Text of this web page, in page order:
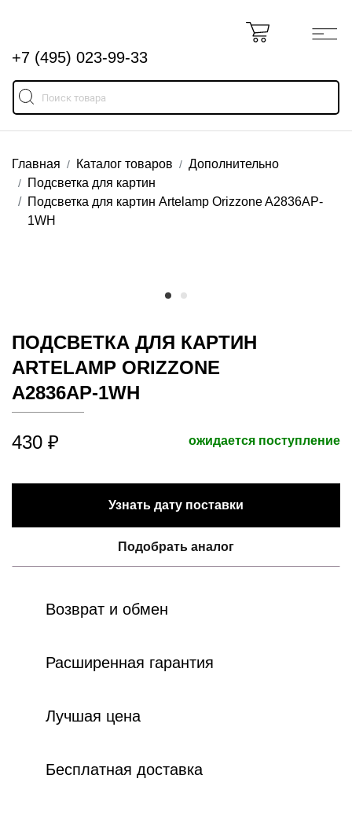
+7 (495) 023-99-33
Главная Каталог товаров
Дополнительно
Подсветка для картин
Подсветка для картин Artelamp Orizzone A2836AP-
1WH
ПОДСВЕТКА ДЛЯ КАРТИН
ARTELAMP ORIZZONE
A2836AP-1WH
430 ₽ ожидается поступление
Узнать дату поставки
Подобрать аналог
Возврат и обмен
Расширенная гарантия
Лучшая цена
Бесплатная доставка